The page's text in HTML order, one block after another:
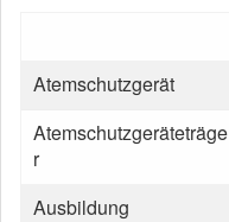
Atemschutzgerät
Atemschutzgeräteträge
r
Ausbildung